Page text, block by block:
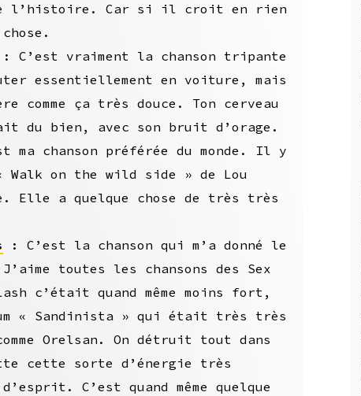
l’histoire. Car si il croit en rien
: C’est vraiment la chanson tripante
essentiellement en voiture, mais
comme ça très douce. Ton cerveau
du bien, avec son bruit d’orage.
chanson préférée du monde. Il y
Walk on the wild side » de Lou
Elle a quelque chose de très très
: C’est la chanson qui m’a donné le
toutes les chansons des Sex
c’était quand même moins fort,
« Sandinista » qui était très très
Orelsan. On détruit tout dans
cette sorte d’énergie très
C’est quand même quelque